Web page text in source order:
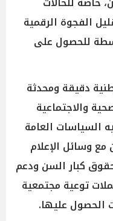
الفجوة الرقمية
للحصول على
دقيقة ومحدثة
والاجتماعية
السياسات العامة
مع وسائل الإعلام
كبار السن ودعم
توعية مجتمعية
الحصول عليها.